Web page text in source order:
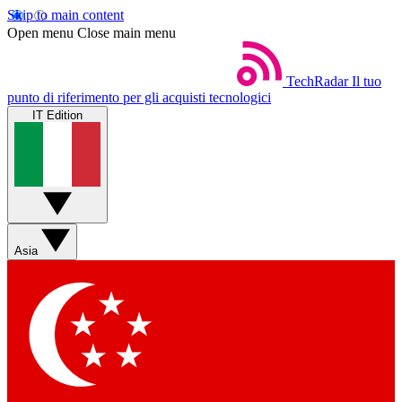
Skip to main content
Open menu Close main menu
TechRadar Il tuo
punto di riferimento per gli acquisti tecnologici
IT Edition
Asia